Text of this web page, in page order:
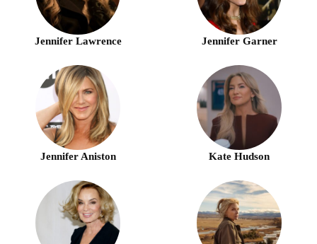
Jennifer Lawrence Jennifer Garner
Jennifer Aniston Kate Hudson